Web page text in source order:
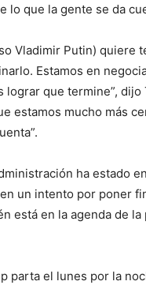
lo que la gente se da
Vladimir Putin) quiere
Estamos en
lograr que termine”, dijo
estamos mucho más
ha estado
un intento por poner
está en la agenda de la
parta el lunes por la